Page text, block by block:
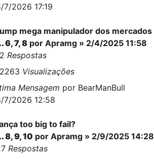
7/2026 17:19
mega manipulador dos mercados
6,7,8 por Apramg » 2/4/2025 11:58
Respostas
Visualizações
Mensagem por BearManBull
7/2026 12:58
too big to fail?
8,9,10 por Apramg » 2/9/2025 14:28
Respostas